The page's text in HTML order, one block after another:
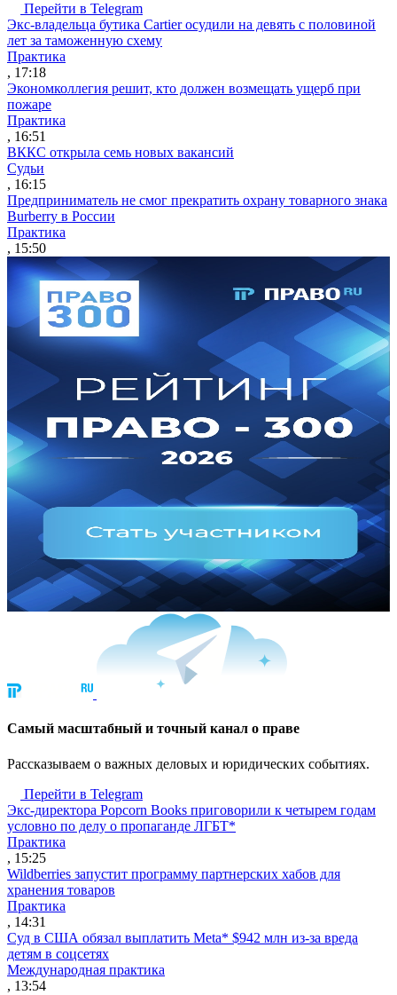
Перейти в Telegram
Экс-владельца бутика Cartier осудили на девять с половиной
лет за таможенную схему
Практика
, 17:18
Экономколлегия решит, кто должен возмещать ущерб при
пожаре
Практика
, 16:51
ВККС открыла семь новых вакансий
Судьи
, 16:15
Предприниматель не смог прекратить охрану товарного знака
Burberry в России
Практика
, 15:50
Cамый масштабный и точный канал о праве
Рассказываем о важных деловых и юридических событиях.
Перейти в Telegram
Экс-директора Popcorn Books приговорили к четырем годам
условно по делу о пропаганде ЛГБТ*
Практика
, 15:25
Wildberries запустит программу партнерских хабов для
хранения товаров
Практика
, 14:31
Суд в США обязал выплатить Meta* $942 млн из-за вреда
детям в соцсетях
Международная практика
, 13:54